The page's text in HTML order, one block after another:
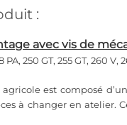
:
avec vis de
250 GT, 255 GT, 260 V,
agricole est composé
à changer en atelier.